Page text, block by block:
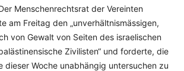
Menschenrechtsrat der Vereinten
am Freitag den „unverhältnismässigen,
von Gewalt von Seiten des israelischen
Zivilisten“ und forderte, die
dieser Woche unabhängig untersuchen zu